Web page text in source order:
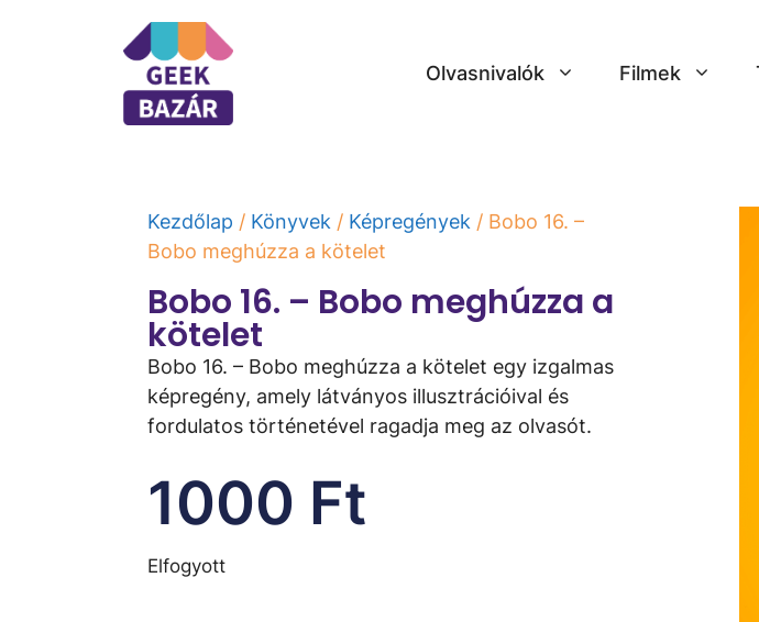
Olvasnivalók Filmek
Kezdőlap / Könyvek / Képregények / Bobo 16. –
Bobo meghúzza a kötelet
Bobo 16. – Bobo meghúzza a
kötelet
Bobo 16. – Bobo meghúzza a kötelet egy izgalmas
képregény, amely látványos illusztrációival és
fordulatos történetével ragadja meg az olvasót.
1000 Ft
Elfogyott